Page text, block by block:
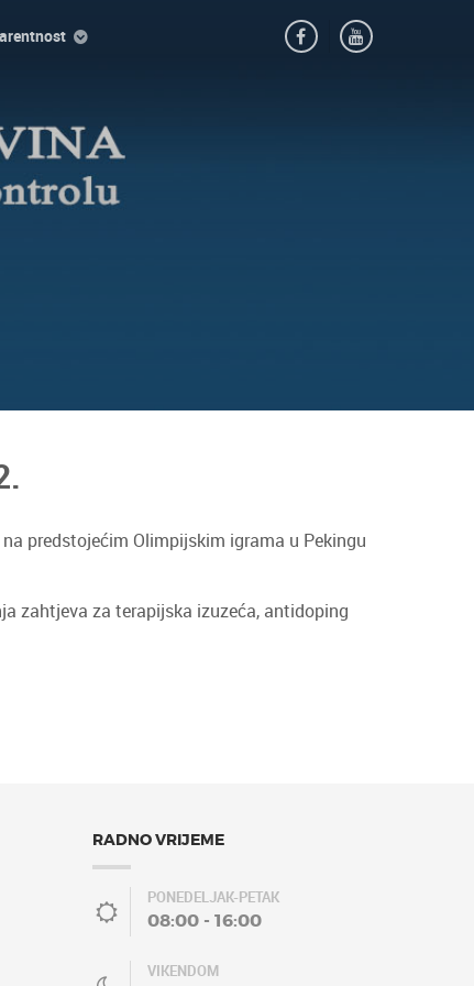
predstojećim Olimpijskim igrama u Pekingu
zahtjeva za terapijska izuzeća, antidoping
RADNO VRIJEME
PONEDELJAK-PETAK
08:00 - 16:00
VIKENDOM